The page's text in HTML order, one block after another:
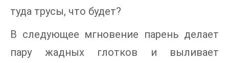
туда трусы, что будет?
В следующее мгновение парень делает
пару жадных глотков и выливает